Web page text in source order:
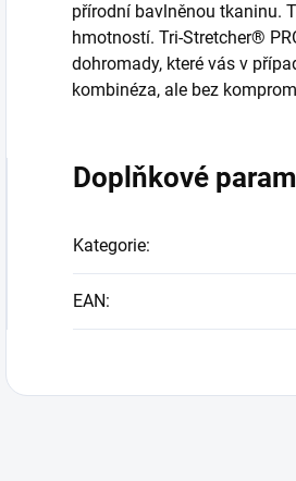
přírodní bavlněnou tkaninu.
hmotností. Tri-Stretcher®
dohromady, které vás v
kombinéza, ale bez
Doplňkové
Kategorie:
EAN: